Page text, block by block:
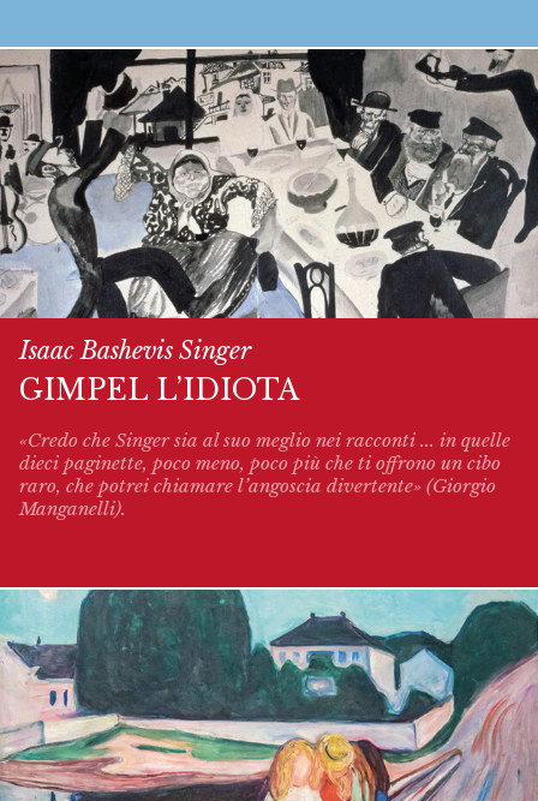
Isaac Bashevis Singer
GIMPEL L’IDIOTA
«Credo che Singer sia al suo meglio nei racconti ... in quelle
dieci paginette, poco meno, poco più che ti offrono un cibo
raro, che potrei chiamare l’angoscia divertente» (Giorgio
Manganelli).